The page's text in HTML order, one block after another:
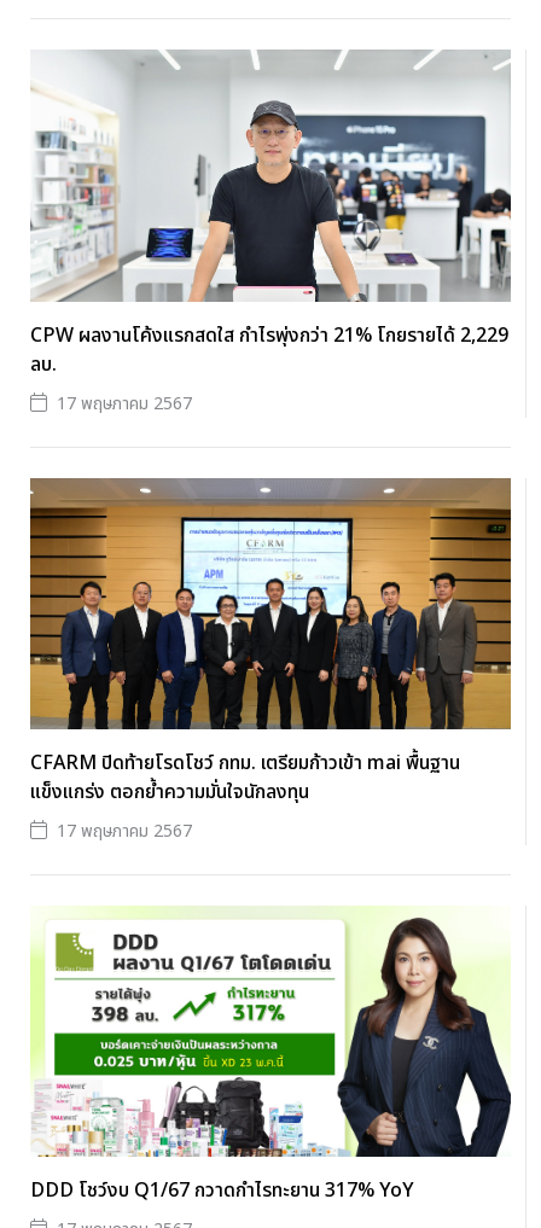
CPW ผลงานโค้งแรกสดใส กำไรพุ่งกว่า 21% โกยรายได้ 2,229
ลบ.
17 พฤษภาคม 2567
CFARM ปิดท้ายโรดโชว์ กทม. เตรียมก้าวเข้า mai พื้นฐาน
แข็งแกร่ง ตอกย้ำความมั่นใจนักลงทุน
17 พฤษภาคม 2567
DDD โชว์งบ Q1/67 กวาดกำไรทะยาน 317% YoY